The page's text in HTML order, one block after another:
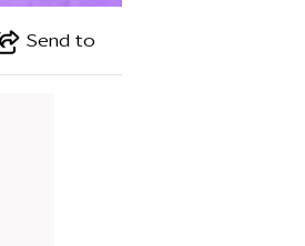
Send to